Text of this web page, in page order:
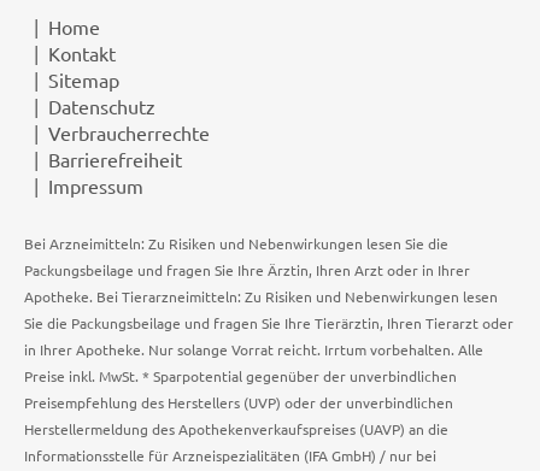
Home
Kontakt
Sitemap
Datenschutz
Verbraucherrechte
Barrierefreiheit
Impressum
Bei Arzneimitteln: Zu Risiken und Nebenwirkungen lesen Sie die
Packungsbeilage und fragen Sie Ihre Ärztin, Ihren Arzt oder in Ihrer
Apotheke. Bei Tierarzneimitteln: Zu Risiken und Nebenwirkungen lesen
Sie die Packungsbeilage und fragen Sie Ihre Tierärztin, Ihren Tierarzt oder
in Ihrer Apotheke. Nur solange Vorrat reicht. Irrtum vorbehalten. Alle
Preise inkl. MwSt. * Sparpotential gegenüber der unverbindlichen
Preisempfehlung des Herstellers (UVP) oder der unverbindlichen
Herstellermeldung des Apothekenverkaufspreises (UAVP) an die
Informationsstelle für Arzneispezialitäten (IFA GmbH) / nur bei